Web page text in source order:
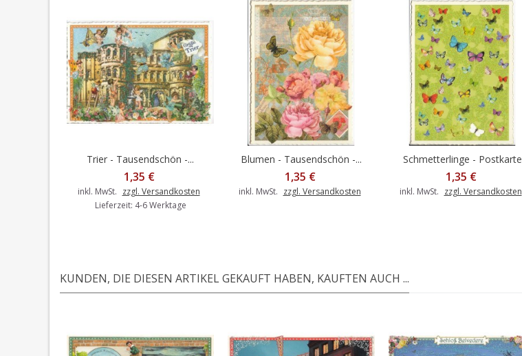
In den Warenkorb
Trier - Tausendschön -...
1,35 €
inkl. MwSt. zzgl. Versandkosten
Lieferzeit: 4-6 Werktage
Blumen - Tausendschön -...
1,35 €
inkl. MwSt. zzgl. Versandkosten
Schmetterlinge - Postkarte
1,35 €
inkl. MwSt. zzgl. Versandkosten
KUNDEN, DIE DIESEN ARTIKEL GEKAUFT HABEN, KAUFTEN AUCH ...